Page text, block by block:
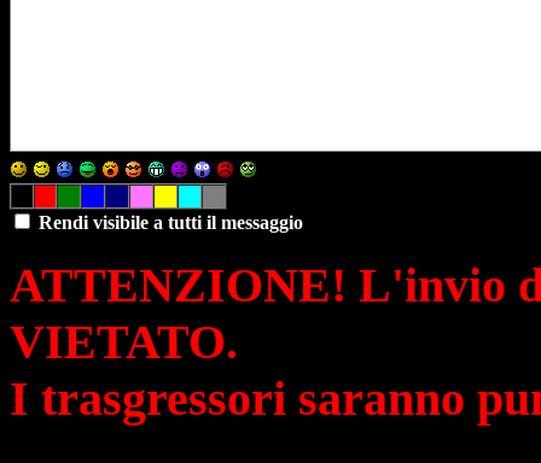
Rendi visibile a tutti il messaggio
ATTENZIONE! L'invio
VIETATO.
I trasgressori saranno